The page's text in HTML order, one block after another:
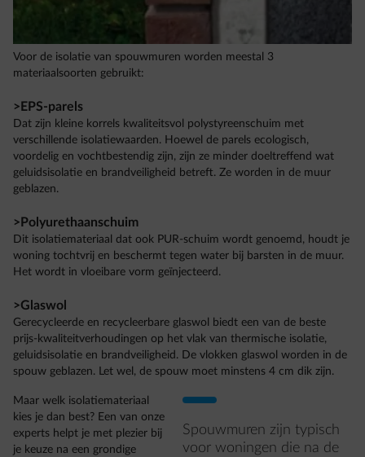
Voor de isolatie van spouwmuren worden meestal 3
materiaalsoorten gebruikt:
>EPS-parels
Dat zijn kleine korrels kwaliteitsvol polystyreenschuim met
verschillende isolatiewaarden. Hoewel de parels ecologisch,
voordelig en vochtbestendig zijn, zijn ze minder doeltreffend wat
geluidsisolatie en brandveiligheid betreft. Ze worden in de muur
geblazen.
>Polyurethaanschuim
Dit isolatiemateriaal dat ook PUR-schuim wordt genoemd, houdt je
woning tochtvrij en beschermt tegen water bij barsten in de muur.
Het wordt in vloeibare vorm geïnjecteerd.
>Glaswol
Gerecycleerde en recycleerbare glaswol biedt een van de beste
prijs-kwaliteitverhoudingen op het vlak van thermische isolatie,
geluidsisolatie en brandveiligheid. De vlokken glaswol worden in de
spouw geblazen. Let wel, de spouw moet minstens 4 cm dik zijn.
Spouwmuren zijn typisch
voor woningen die na de
Maar welk isolatiemateriaal
kies je dan best? Een van onze
experts helpt je met plezier bij
je keuze na een grondige